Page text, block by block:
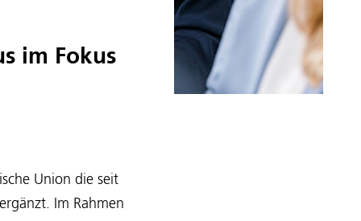
im Fokus
Union die seit
Im Rahmen